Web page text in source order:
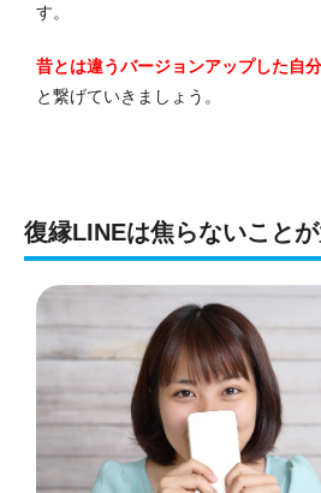
す。
昔とは違うバージョンアップした自
と繋げていきましょう。
復縁LINEは焦らないこと